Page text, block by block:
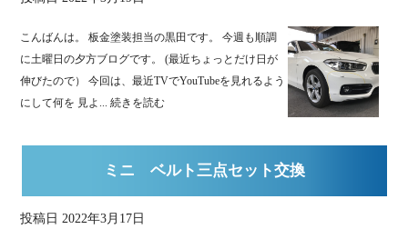
こんばんは。 板金塗装担当の黒田です。 今週も順調
に土曜日の夕方ブログです。 (最近ちょっとだけ日が
伸びたので） 今回は、最近TVでYouTubeを見れるよう
にして何を 見よ...続きを読む
ミニ ベルト三点セット交換
投稿日 2022年3月17日